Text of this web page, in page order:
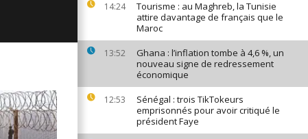
14:24
Tourisme : au Maghreb, la Tunisie
attire davantage de français que le
Maroc
13:52
Ghana : l’inflation tombe à 4,6 %, un
nouveau signe de redressement
économique
12:53
Sénégal : trois TikTokeurs
emprisonnés pour avoir critiqué le
président Faye